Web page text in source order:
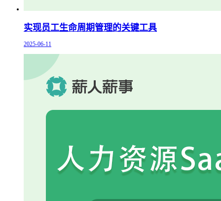
实现员工生命周期管理的关键工具
2025-06-11